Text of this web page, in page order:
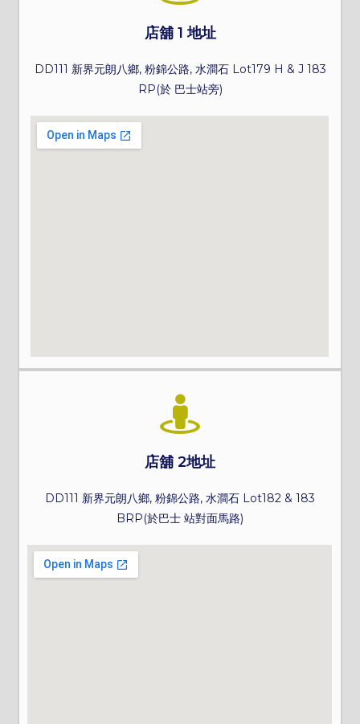
店舖 1 地址
DD111 新界元朗八鄉, 粉錦公路, 水澗石 Lot179 H & J 183
RP(於 巴士站旁)
店舖 2地址
DD111 新界元朗八鄉, 粉錦公路, 水澗石 Lot182 & 183
BRP(於巴士 站對面馬路)